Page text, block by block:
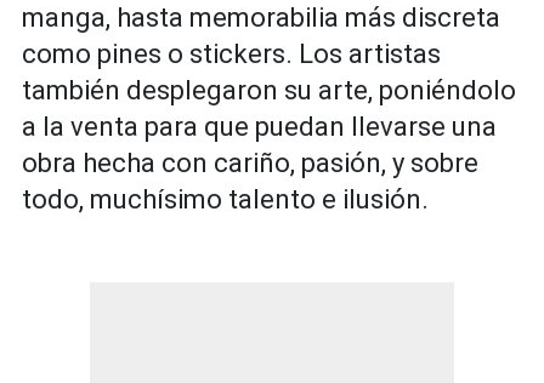
manga, hasta memorabilia más discreta
como pines o stickers. Los artistas
también desplegaron su arte, poniéndolo
a la venta para que puedan llevarse una
obra hecha con cariño, pasión, y sobre
todo, muchísimo talento e ilusión.